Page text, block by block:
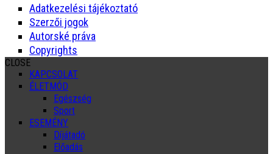
Adatkezelési tájékoztató
Szerzői jogok
Autorské práva
Copyrights
CLOSE
KAPCSOLAT
ÉLETMÓD
Egészség
Sport
ESEMÉNY
Díjátadó
Előadás